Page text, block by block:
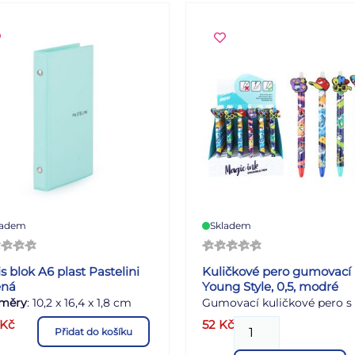
je za 1 ks.
skrepovanost Uvedená cena
blok A6 plast Pastelini
: 10,2 x 16,4 x 1,8 cm
Kč Přidat do košíku
Skladem
Kuličkové pero gumovací
Young Style, 0,5, modré
Gumovací kuličkové pero s
motivy street art přináší
a moderní vzhled
52 Kč